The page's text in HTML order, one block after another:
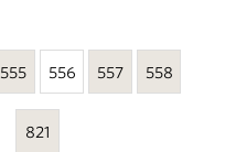
555 556 557 558
821